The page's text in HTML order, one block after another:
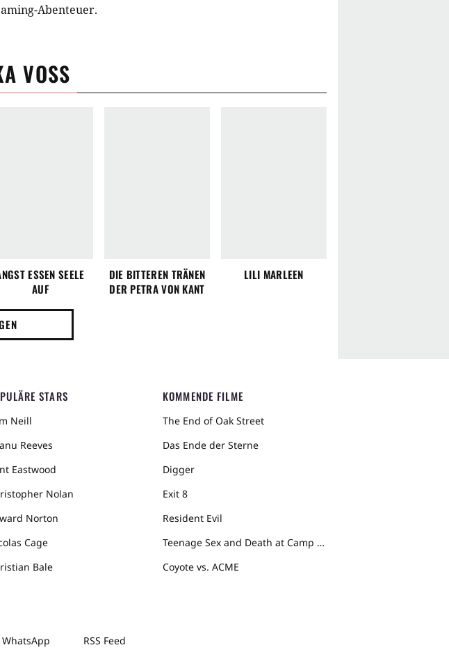
Abenteuer.
VOSS
ESSEN SEELE
AUF
DIE BITTEREN TRÄNEN
DER PETRA VON KANT
LILI MARLEEN
STARS
Neill
Reeves
Eastwood
Nolan
Norton
Cage
Bale
KOMMENDE FILME
The End of Oak Street
Das Ende der Sterne
Digger
Exit 8
Resident Evil
Teenage Sex and Death at Camp Miasma
Coyote vs. ACME
WhatsApp RSS Feed